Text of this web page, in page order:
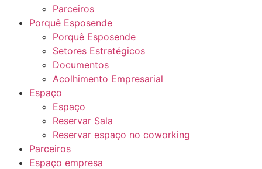
Parceiros
Porquê Esposende
Porquê Esposende
Setores Estratégicos
Documentos
Acolhimento Empresarial
Espaço
Espaço
Reservar Sala
Reservar espaço no coworking
Parceiros
Espaço empresa